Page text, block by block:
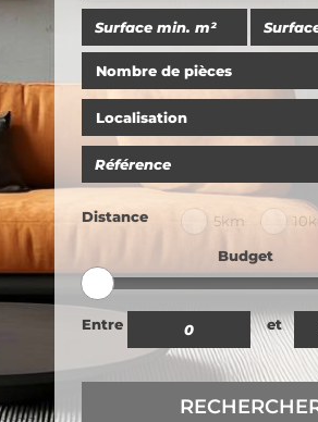
Nombre de pièces
Localisation
Distance 5km
Budget
Entre et